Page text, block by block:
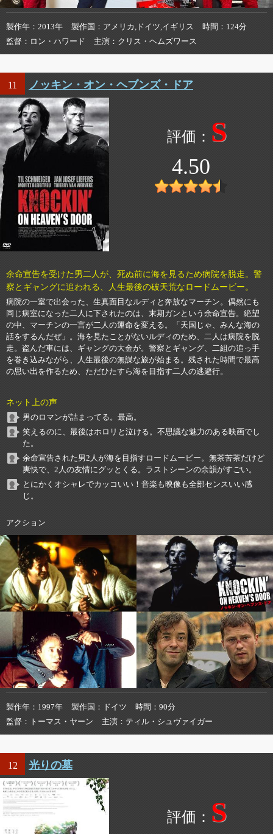
製作年 2013年 製作国 アメリカ,ドイツ,イギリス 時間
124分
監督
ロン・ハワード 主演 クリス・ヘムズワース
11 ノッキン・オン・ヘブンズ・ドア
S
4.50
余命宣告を受けた男二人が、死ぬ前に海を見るため病院を脱走。警
察とギャングに追われる、人生最後の破天荒なロードムービー。
病院の一室で出会った、生真面目なルディと奔放なマーチン。偶然にも
同じ病室になった二人に下されたのは、末期ガンという余命宣告。絶望
の中、マーチンの一言が二人の運命を変える。「天国じゃ、みんな海の
話をするんだぜ」。海を見たことがないルディのため、二人は病院を脱
走。盗んだ車には、ギャングの大金が。警察とギャング、二組の追っ手
を巻き込みながら、人生最後の無謀な旅が始まる。残された時間で最高
の思い出を作るため、ただひたすら海を目指す二人の逃避行。
ネット上の声
男のロマンが詰まってる。最高。
笑えるのに、最後はホロリと泣ける。不思議な魅力のある映画でし
た。
余命宣告された男2人が海を目指すロードムービー。無茶苦茶だけど
爽快で、2人の友情にグッとくる。ラストシーンの余韻がすごい。
とにかくオシャレでカッコいい！音楽も映像も全部センスいい感
じ。
アクション
製作年 1997年 製作国 ドイツ 時間
90分
監督
トーマス・ヤーン 主演 ティル・シュヴァイガー
12 光りの墓
S